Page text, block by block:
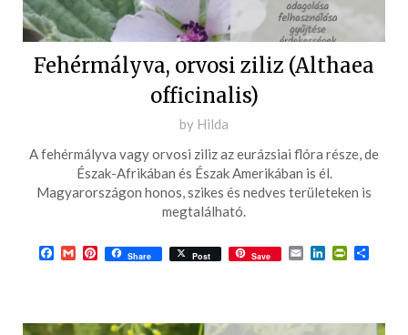
Fehérmályva, orvosi ziliz (Althaea
officinalis)
Posted
2017-
07-
15
by Hilda
A fehérmályva vagy orvosi ziliz az eurázsiai flóra része, de
Észak-Afrikában és Észak Amerikában is él.
Magyarországon honos, szikes és nedves területeken is
megtalálható.
Facebook
GmailPinterest
Share Post Save EmailLinkedIn